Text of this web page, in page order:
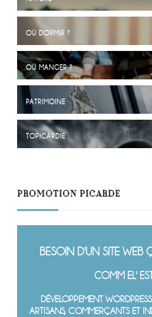
OÙ DORMIR ?
OÙ MANGER ?
PATRIMOINE
TOPICARDIE
PROMOTION PICARDE
BESOIN D'UN SITE WEB
COMM EL'
DÉVELOPPEMENT
ARTISANS, COMMERÇANTS ET